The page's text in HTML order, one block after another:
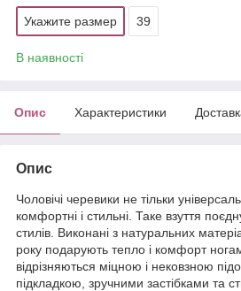
Укажите размер 39
В наявності
Опис Характеристики
Опис
Чоловічі черевики не тільки
комфортні і стильні. Таке взуття
стилів. Виконані з натуральних
року подарують тепло і комфорт
відрізняються міцною і нековзною
підкладкою, зручними застібками та